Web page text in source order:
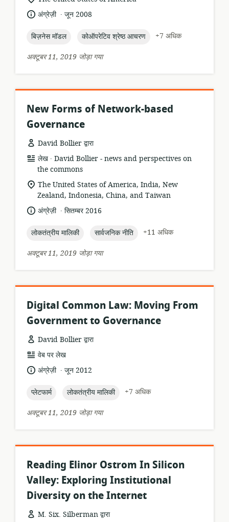
का
स्थान:
भाषा:अंग्रेज़ी .
प्रकाशनजून 2008
topic:
बिज़नेस मॉडल topic:
कोऑपरेटिव श्रेष्ठ आचरण
+7 अधिक
अक्टूबर 11, 2019 जोड़ा गया
New Forms of Network-based
Governance
David Bollier द्वारा
संसाधन
प्रारूप:
लेख .
प्रकाशक:David Bollier - news and perspectives on
the commons
सुसंगति
का
स्थान:
The United States of America, India, New
Zealand, Indonesia, China, and Taiwan
भाषा:अंग्रेज़ी .
प्रकाशनसितम्बर 2016
topic:
लोकतंत्रीय मालिकी topic:
सार्वजनिक नीति
+11 अधिक
अक्टूबर 11, 2019 जोड़ा गया
Digital Common Law: Moving From
Government to Governance
David Bollier द्वारा
संसाधन
प्रारूप:
वेब पर लेख
भाषा:अंग्रेज़ी .
प्रकाशनजून 2012
topic:
प्लेटफार्म topic:
लोकतंत्रीय मालिकी
+7 अधिक
अक्टूबर 11, 2019 जोड़ा गया
Reading Elinor Ostrom In Silicon
Valley: Exploring Institutional
Diversity on the Internet
M. Six. Silberman द्वारा